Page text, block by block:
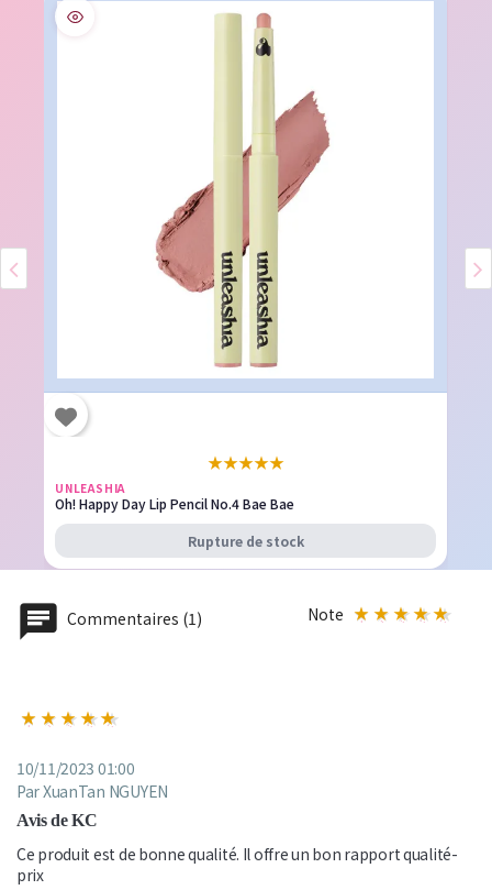
★★★★★
UNLEASHIA
Oh! Happy Day Lip Pencil No.4 Bae Bae
Rupture de stock
Commentaires (1) Note
10/11/2023 01:00
Par XuanTan NGUYEN
Avis de KC
Ce produit est de bonne qualité. Il offre un bon rapport qualité-
prix